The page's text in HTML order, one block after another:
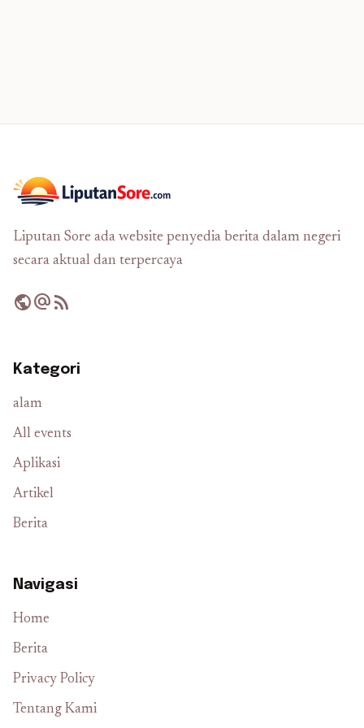
Liputan Sore ada website penyedia berita dalam negeri
secara aktual dan terpercaya
publicalternate_emailrss_feed
Kategori
alam
All events
Aplikasi
Artikel
Berita
Navigasi
Home
Berita
Privacy Policy
Tentang Kami